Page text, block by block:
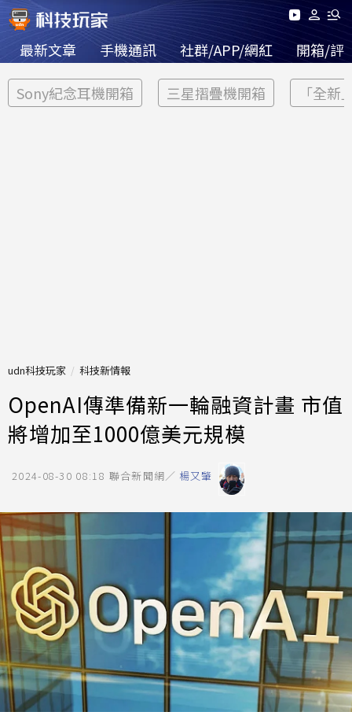
最新文章 手機通訊 社群/APP/網紅 開箱/評
Sony紀念耳機開箱 三星摺疊機開箱 「全新
udn科技玩家 科技新情報
OpenAI傳準備新一輪融資計畫 市值
將增加至1000億美元規模
2024-08-30 08:18 聯合新聞網／ 楊又肇